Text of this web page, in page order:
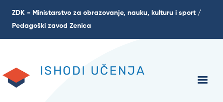
ZDK - Ministarstvo za obrazovanje, nauku, kulturu i sport /
Pedagoški zavod Zenica
ISHODI UČENJA